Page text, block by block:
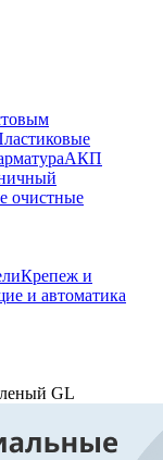
АКП
очистные
Крепеж и
и автоматика
GL